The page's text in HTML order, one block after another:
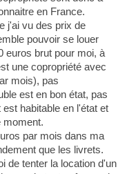
en France.
j'ai vu des prix de
pouvoir se louer
euros brut pour moi, à
une copropriété avec
mois), pas
est en bon état, pas
habitable en l'état et
moment.
par mois dans ma
que les livrets.
de tenter la location d'un